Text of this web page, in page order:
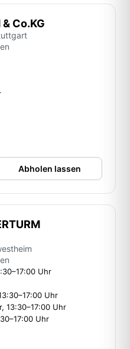
Co.KG
Abholen lassen
Uhr
Uhr
13:30–17:00 Uhr
Uhr